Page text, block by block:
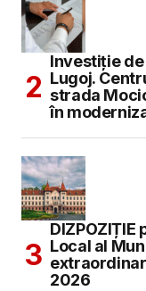
Investiție de
Lugoj.
strada
în
Local al
2026